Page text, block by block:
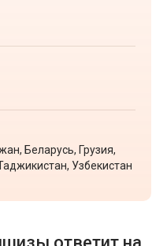
Беларусь, Грузия,
Узбекистан